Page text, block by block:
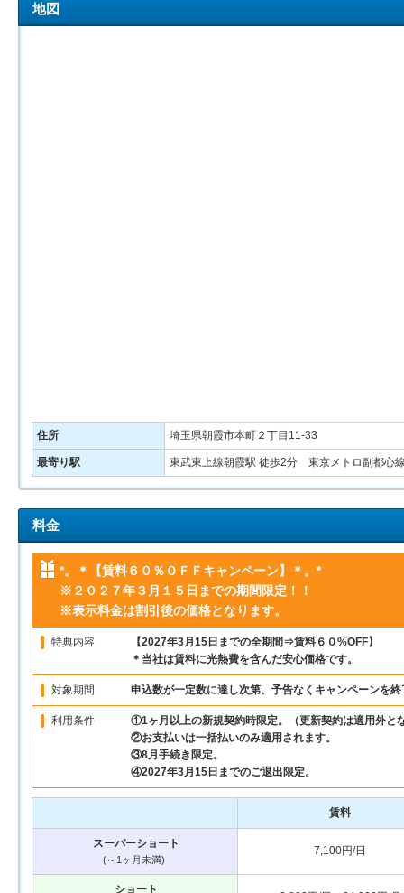
地図
住所 埼玉県朝霞市本町２丁目11-33
最寄り駅 東武東上線朝霞駅 徒歩2分 東京メトロ副都心
料金
*。＊【賃料６０％ＯＦＦキャンペーン】＊。*
※２０２７年３月１５日までの期間限定！！
※表示料金は割引後の価格となります。
特典内容
【2027年3月15日までの全期間⇒賃料６０%OFF】
＊当社は賃料に光熱費を含んだ安心価格です。
対象期間 申込数が一定数に達し次第、予告なくキャンペーンを
利用条件
①1ヶ月以上の新規契約時限定。（更新契約は適用外と
②お支払いは一括払いのみ適用されます。
③8月手続き限定。
④2027年3月15日までのご退出限定。
賃料
スーパーショート
(～1ヶ月未満)
7,100円/日
ショート